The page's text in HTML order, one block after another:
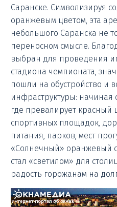
Саранске. Символизируя
оранжевым цветом, эта
небольшого Саранска не
переносном смысле.
выбран для проведения
стадиона чемпионата,
пошли на обустройство и
инфраструктуры:
где превалирует красный
спортивных площадок,
питания, парков, мест
«Солнечный» оранжевый
стал «светилом» для
радость горожанам на